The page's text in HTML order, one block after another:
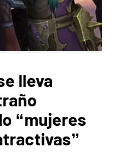
lleva
“mujeres